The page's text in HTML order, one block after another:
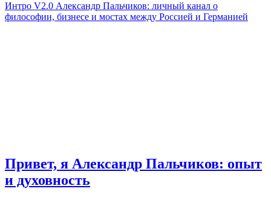
Интро V2.0 Александр Пальчиков: личный канал о
философии, бизнесе и мостах между Россией и Германией
Привет, я Александр Пальчиков: опыт
и духовность